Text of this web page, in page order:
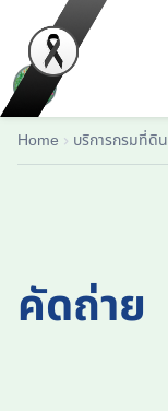
Home บริการกรมที่ดิน
คัดถ่าย